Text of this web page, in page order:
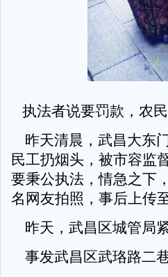
执法者说要罚款，农
昨天清晨，武昌大东
民工扔烟头，被市容监
要秉公执法，情急之下
名网友拍照，事后上传
昨天，武昌区城管局
事发武昌区武珞路二